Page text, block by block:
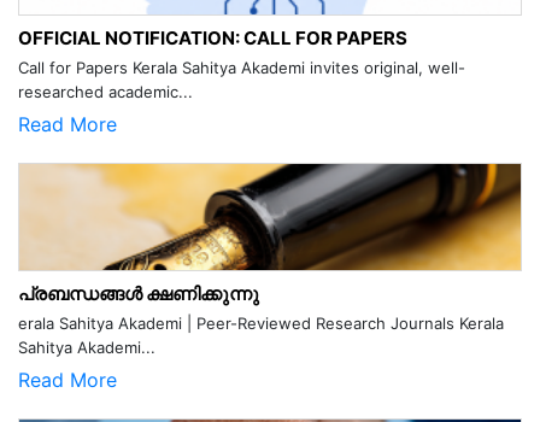
OFFICIAL NOTIFICATION: CALL FOR PAPERS
Call for Papers Kerala Sahitya Akademi invites original, well-
researched academic...
Read More
പ്രബന്ധങ്ങൾ ക്ഷണിക്കുന്നു
erala Sahitya Akademi | Peer-Reviewed Research Journals Kerala
Sahitya Akademi...
Read More